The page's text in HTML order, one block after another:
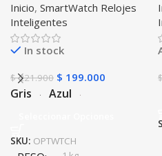
WATCH™ (KW37 PRO) Mide
Temperatura Presión
Arterial y Ritmo Cardíaco
Inicio, SmartWatch Relojes
Inteligentes
In stock
$221.900 $ 199.000
Gris Azul
SKU: OPTWTCH